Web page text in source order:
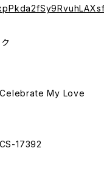
I Celebrate My Love
17392